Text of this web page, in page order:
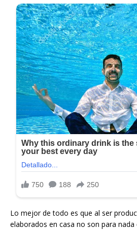
Lo mejor de todo es que al ser
elaborados en casa no son para